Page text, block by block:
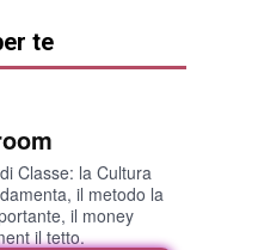
te
Classe: la Cultura
il metodo la
il money
il tetto.